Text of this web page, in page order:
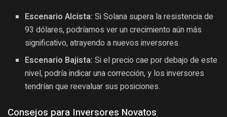
Escenario Alcista: Si Solana supera la resistencia de
93 dólares, podríamos ver un crecimiento aún más
significativo, atrayendo a nuevos inversores.
Escenario Bajista: Si el precio cae por debajo de este
nivel, podría indicar una corrección, y los inversores
tendrían que reevaluar sus posiciones.
Consejos para Inversores Novatos